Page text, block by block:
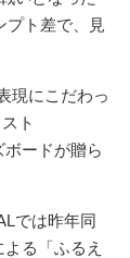
プト差で、見
現にこだわっ
ト
ボードが贈ら
では昨年同
る「ふるえ